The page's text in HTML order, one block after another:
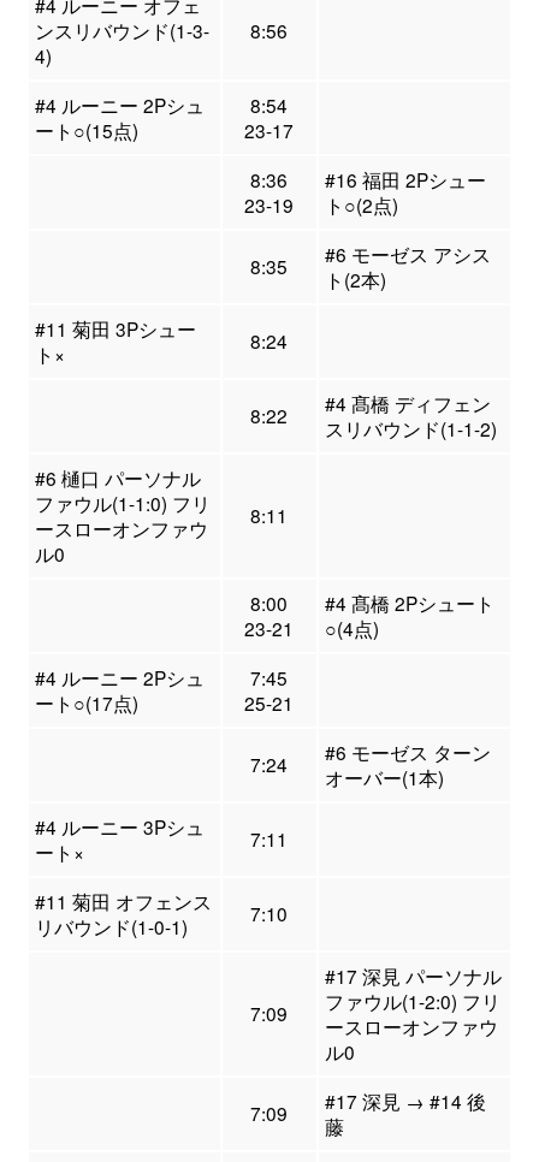
ンスリバウンド(1-3-
4)
8:56
#4 ルーニー 2Pシュ
ート○(15点)
8:54
23-17
8:36
23-19
#16 福田 2Pシュー
ト○(2点)
8:35
#6 モーゼス アシス
ト(2本)
#11 菊田 3Pシュー
ト×
8:24
8:22
#4 髙橋 ディフェン
スリバウンド(1-1-2)
#6 樋口 パーソナル
ファウル(1-1:0) フリ
ースローオンファウ
ル0
8:11
8:00
23-21
#4 髙橋 2Pシュート
○(4点)
#4 ルーニー 2Pシュ
ート○(17点)
7:45
25-21
7:24
#6 モーゼス ターン
オーバー(1本)
#4 ルーニー 3Pシュ
ート×
7:11
#11 菊田 オフェンス
リバウンド(1-0-1)
7:10
7:09
#17 深見 パーソナル
ファウル(1-2:0) フリ
ースローオンファウ
ル0
7:09
#17 深見 → #14 後
藤